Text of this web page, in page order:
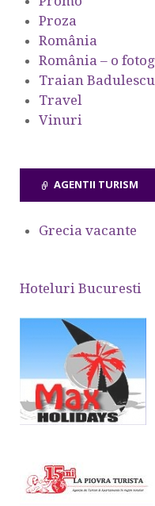
Proza
România
România – o
Traian
Travel
Vinuri
AGENTII TURISM
Grecia vacante
Hoteluri Bucuresti